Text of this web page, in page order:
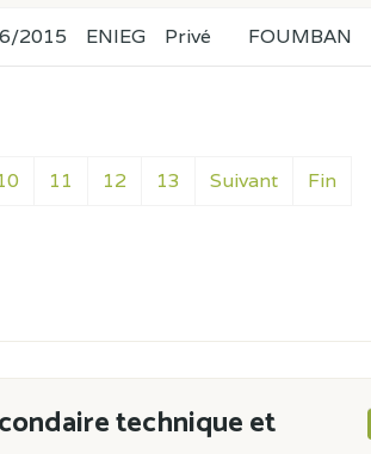
11 12 13 Suivant Fin
2015 ENIEG Privé FOUMBAN
technique et